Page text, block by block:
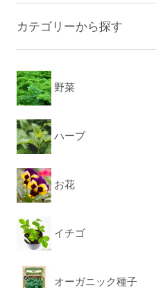
カテゴリーから探す
野菜
ハーブ
お花
イチゴ
オーガニック種子